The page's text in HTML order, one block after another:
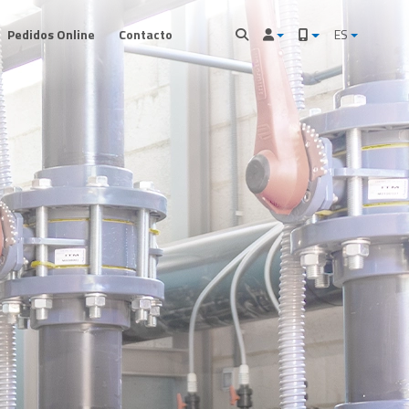
Pedidos Online Contacto ES